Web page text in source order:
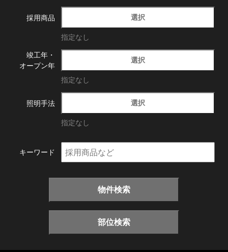
採用商品 選択
指定なし
竣工年・
オープン年
選択
指定なし
照明手法 選択
指定なし
キーワード
物件検索
部位検索